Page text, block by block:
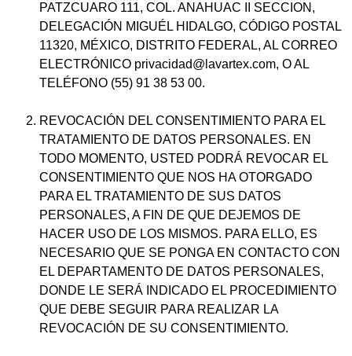
PATZCUARO 111, COL. ANAHUAC II SECCION,
DELEGACIÓN MIGUÉL HIDALGO, CÓDIGO POSTAL
11320, MÉXICO, DISTRITO FEDERAL, AL CORREO
ELECTRÓNICO privacidad@lavartex.com, O AL
TELÉFONO (55) 91 38 53 00.
REVOCACIÓN DEL CONSENTIMIENTO PARA EL
TRATAMIENTO DE DATOS PERSONALES. EN
TODO MOMENTO, USTED PODRÁ REVOCAR EL
CONSENTIMIENTO QUE NOS HA OTORGADO
PARA EL TRATAMIENTO DE SUS DATOS
PERSONALES, A FIN DE QUE DEJEMOS DE
HACER USO DE LOS MISMOS. PARA ELLO, ES
NECESARIO QUE SE PONGA EN CONTACTO CON
EL DEPARTAMENTO DE DATOS PERSONALES,
DONDE LE SERÁ INDICADO EL PROCEDIMIENTO
QUE DEBE SEGUIR PARA REALIZAR LA
REVOCACIÓN DE SU CONSENTIMIENTO.